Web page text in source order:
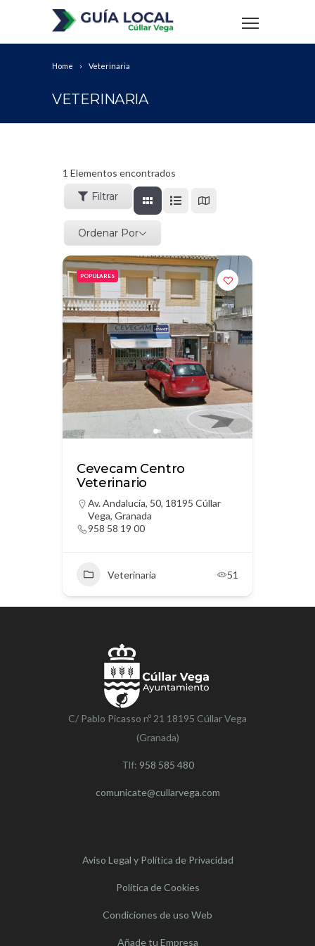
Home Veterinaria
VETERINARIA
1 Elementos encontrados
Filtrar
Ordenar Por
POPULARES
Cevecam Centro
Veterinario
Av. Andalucía, 50, 18195 Cúllar
Vega, Granada
958 58 19 00
Veterinaria 51
C/ Pablo Picasso nº 21 18195 Cúllar Vega
(Granada)
Tlf: 958 585 480
comunicate@cullarvega.com
Aviso Legal y Política de Privacidad
Política de Cookies
Condiciones de uso Web
Añade tu Empresa